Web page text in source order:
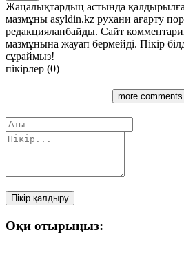
Жаңалықтардың астында
мазмұны asyldin.kz рухани ағарту
редакцияланбайды. Сайт
мазмұнына жауап бермейді. Пікір
сұраймыз!
пікірлер (0)
more
Пікір қалдыру
Оқи отырыңыз: